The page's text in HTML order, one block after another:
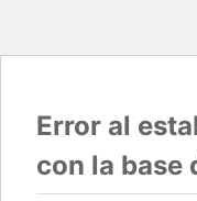
Error al
con la base